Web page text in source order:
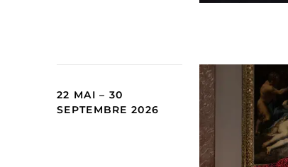
22 MAI – 30
SEPTEMBRE 2026